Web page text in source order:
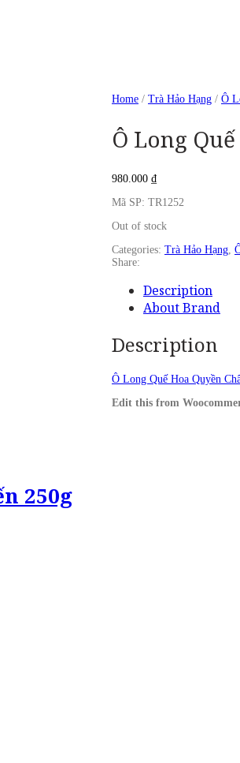
Home / Trà Hảo Hạng / Ô
Ô Long
980.000 ₫
Mã SP: TR1252
Out of stock
Categories: Trà Hảo Hạng
Share:
Description
About Brand
Description
Ô Long Quế Hoa Quyền
Edit this from
250g